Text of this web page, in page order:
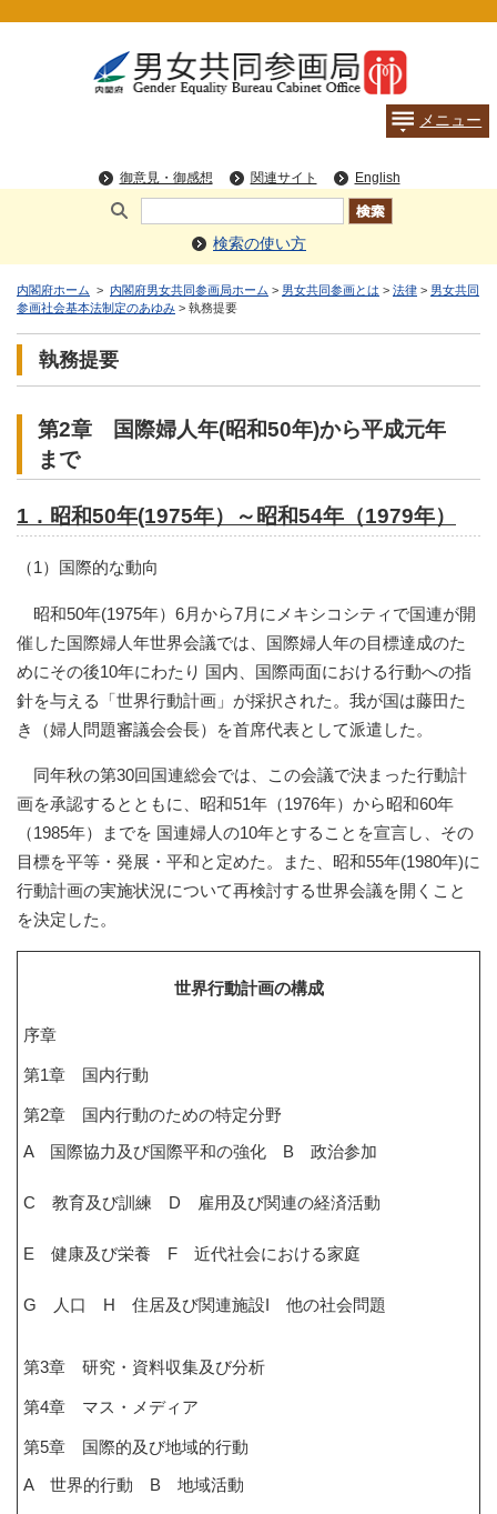
検索の使い方
内閣府ホーム > 内閣府男女共同参画局ホーム > 男女共同参画とは > 法律 > 男女共同
参画社会基本法制定のあゆみ > 執務提要
執務提要
第2章 国際婦人年(昭和50年)から平成元年
まで
1．昭和50年(1975年）～昭和54年（1979年）
（1）国際的な動向
昭和50年(1975年）6月から7月にメキシコシティで国連が開
催した国際婦人年世界会議では、国際婦人年の目標達成のた
めにその後10年にわたり 国内、国際両面における行動への指
針を与える「世界行動計画」が採択された。我が国は藤田た
き（婦人問題審議会会長）を首席代表として派遣した。
同年秋の第30回国連総会では、この会議で決まった行動計
画を承認するとともに、昭和51年（1976年）から昭和60年
（1985年）までを 国連婦人の10年とすることを宣言し、その
目標を平等・発展・平和と定めた。また、昭和55年(1980年)に
行動計画の実施状況について再検討する世界会議を開くこと
を決定した。
世界行動計画の構成
序章
第1章 国内行動
第2章 国内行動のための特定分野
A 国際協力及び国際平和の強化 B 政治参加
C 教育及び訓練 D 雇用及び関連の経済活動
E 健康及び栄養 F 近代社会における家庭
G 人口 H 住居及び関連施設I 他の社会問題
第3章 研究・資料収集及び分析
第4章 マス・メディア
第5章 国際的及び地域的行動
A 世界的行動 B 地域活動